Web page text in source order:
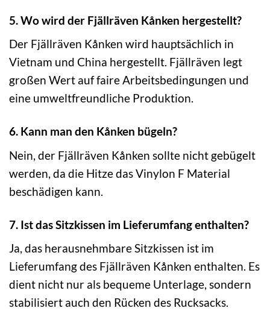
5. Wo wird der Fjällräven Kånken hergestellt?
Der Fjällräven Kånken wird hauptsächlich in
Vietnam und China hergestellt. Fjällräven legt
großen Wert auf faire Arbeitsbedingungen und
eine umweltfreundliche Produktion.
6. Kann man den Kånken bügeln?
Nein, der Fjällräven Kånken sollte nicht gebügelt
werden, da die Hitze das Vinylon F Material
beschädigen kann.
7. Ist das Sitzkissen im Lieferumfang enthalten?
Ja, das herausnehmbare Sitzkissen ist im
Lieferumfang des Fjällräven Kånken enthalten. Es
dient nicht nur als bequeme Unterlage, sondern
stabilisiert auch den Rücken des Rucksacks.